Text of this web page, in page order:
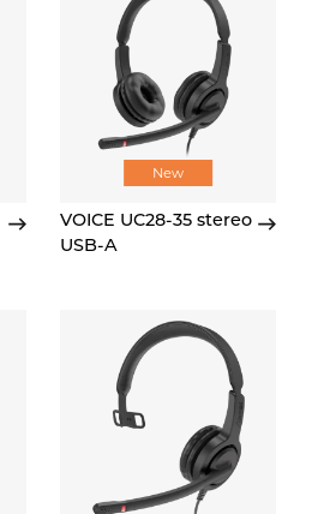
New
VOICE UC28-35 stereo
USB-A